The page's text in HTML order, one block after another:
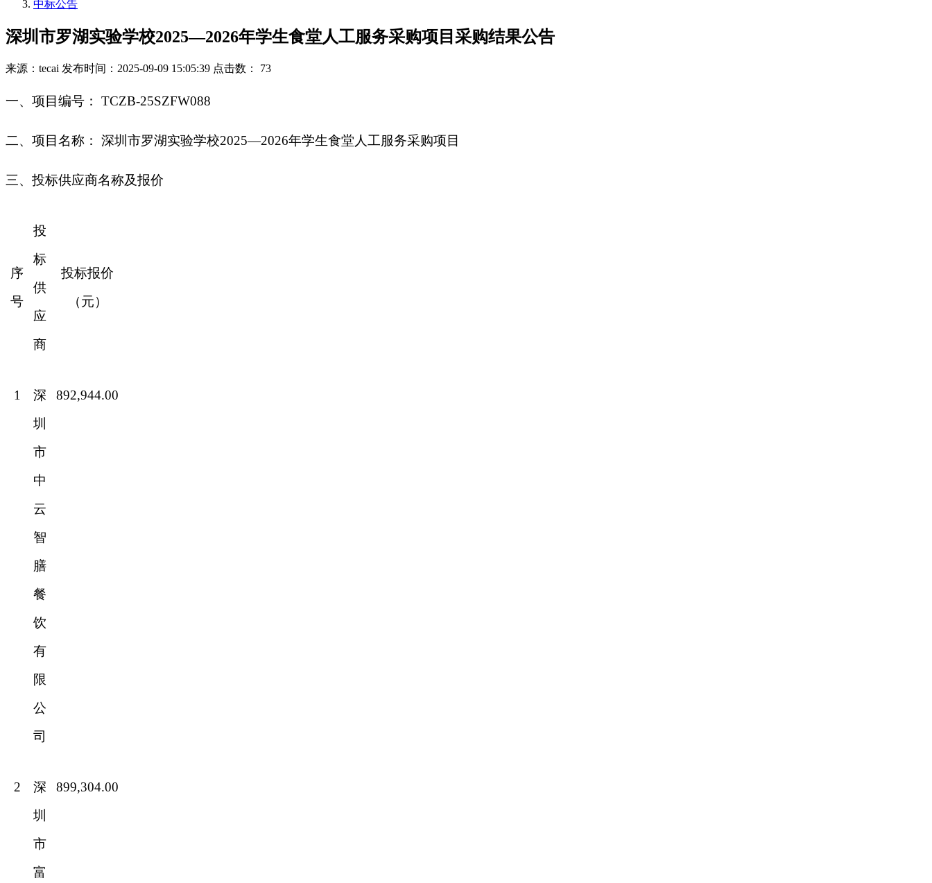
中标公告
深圳市罗湖实验学校2025—2026年学生食堂人工服务采购项目采购结果公告
来源：tecai 发布时间：2025-09-09 15:05:39 点击数： 73
一、 项目编号： TCZB-25SZFW088
二、 项目名称： 深圳市罗湖实验学校2025—2026年学生食堂人工服务采购项目
三、投标供应商名称及报价
序
号
投
标
供
应
商
投标报价
（元）
1
深
圳
市
中
云
智
膳
餐
饮
有
限
公
司
892,944.00
2
深
圳
市
富
899,304.00